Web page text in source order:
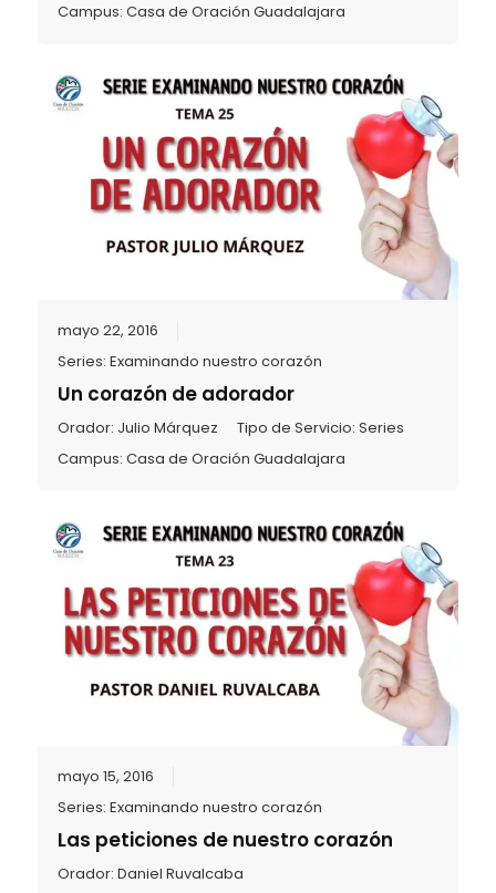
Campus: Casa de Oración Guadalajara
mayo 22, 2016
Series: Examinando nuestro corazón
Un corazón de adorador
Orador: Julio Márquez Tipo de Servicio: Series
Campus: Casa de Oración Guadalajara
mayo 15, 2016
Series: Examinando nuestro corazón
Las peticiones de nuestro corazón
Orador: Daniel Ruvalcaba